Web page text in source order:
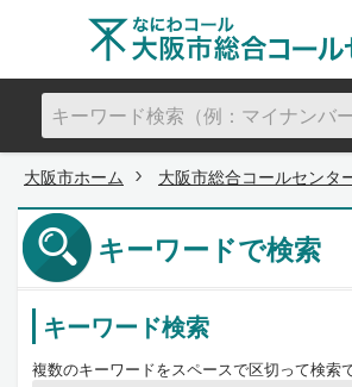
大阪市ホーム 大阪市総合コールセンタ
キーワードで検索
キーワード検索
複数のキーワードをスペースで区切って検索